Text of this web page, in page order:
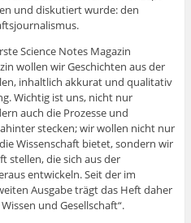
und diskutiert wurde: den
Science Notes Magazin
wollen wir Geschichten aus der
inhaltlich akkurat und qualitativ
Wichtig ist uns, nicht nur
auch die Prozesse und
stecken; wir wollen nicht nur
Wissenschaft bietet, sondern wir
stellen, die sich aus der
entwickeln. Seit der im
Ausgabe trägt das Heft daher
und Gesellschaft“.